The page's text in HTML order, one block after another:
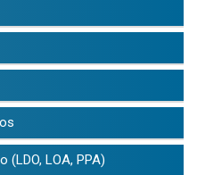
(LDO, LOA, PPA)